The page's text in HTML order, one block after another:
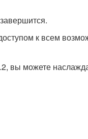
к всем
вы можете